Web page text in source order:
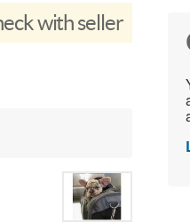
with seller